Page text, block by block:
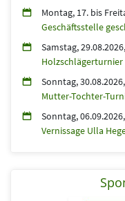
Montag, 17. bis
Geschäftsstelle
Samstag,
Holzschlägerturnier
Sonntag,
Mutter-Tochter-
Sonntag,
Vernissage Ulla